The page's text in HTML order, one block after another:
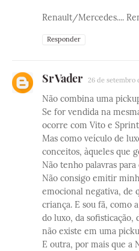
Renault/Mercedes....
Responder
Sr Vader 26 de setembro
Não combina uma
Se for vendida na
ocorre com Vito e
Mas como veículo de
conceitos, àqueles que
Não tenho palavras
Não consigo emitir
emocional negativa, de
criança. E sou fã, como
do luxo, da sofisticação,
não existe em uma
E outra, por mais que a